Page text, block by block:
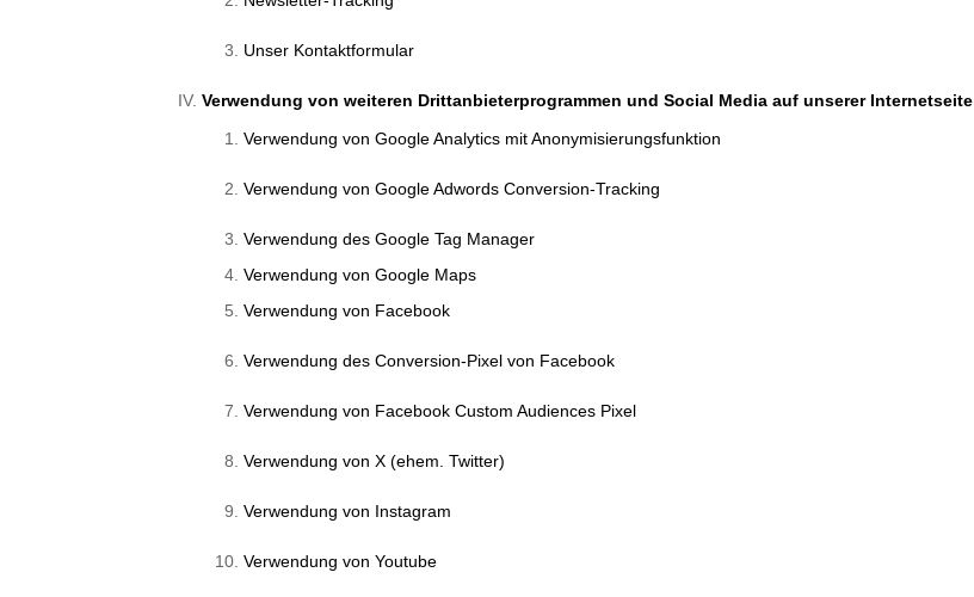
Unser Kontaktformular
Verwendung von weiteren Drittanbieterprogrammen und Social Media auf unserer Internetseite
Verwendung von Google Analytics mit Anonymisierungsfunktion
Verwendung von Google Adwords Conversion-Tracking
Verwendung des Google Tag Manager
Verwendung von Google Maps
Verwendung von Facebook
Verwendung des Conversion-Pixel von Facebook
Verwendung von Facebook Custom Audiences Pixel
Verwendung von X (ehem. Twitter)
Verwendung von Instagram
Verwendung von Youtube